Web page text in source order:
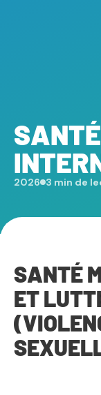
2026 3 min de
SANTÉ
ET